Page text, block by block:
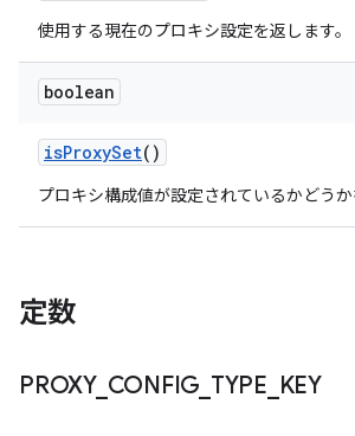
使用する現在のプロキシ設定を返します。
boolean
isProxySet()
プロキシ構成値が設定されているかどうか
定数
PROXY_ CONFIG TYPE KEY